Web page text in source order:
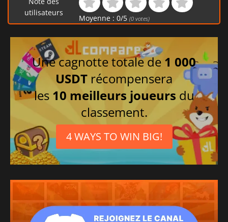
utilisateurs
Moyenne : 0/5 (0votes)
Une cagnotte totale de 1 000
USDT récompensera
les 10 meilleurs joueurs du
classement.
4 WAYS TO WIN BIG!